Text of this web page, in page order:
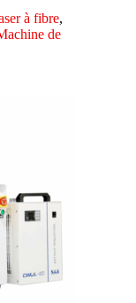
à fibre,
de